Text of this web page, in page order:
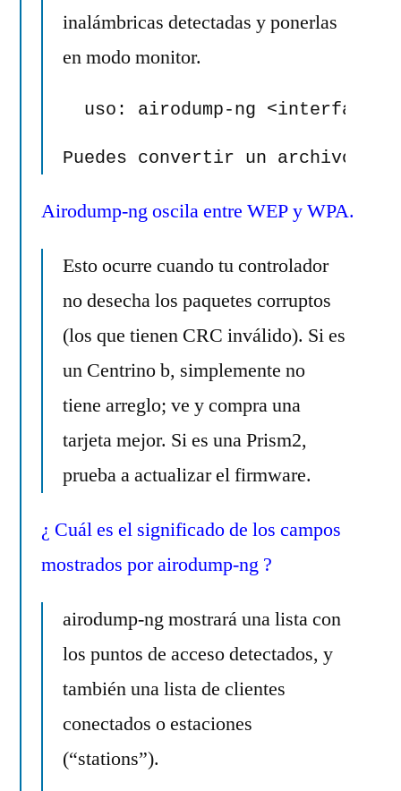
inalámbricas detectadas y ponerlas
en modo monitor.
uso: airodump-ng <interfaz>
Puedes convertir un archivo
Airodump-ng oscila entre WEP y WPA.
Esto ocurre cuando tu controlador
no desecha los paquetes corruptos
(los que tienen CRC inválido). Si es
un Centrino b, simplemente no
tiene arreglo; ve y compra una
tarjeta mejor. Si es una Prism2,
prueba a actualizar el firmware.
¿ Cuál es el significado de los campos
mostrados por airodump-ng ?
airodump-ng mostrará una lista con
los puntos de acceso detectados, y
también una lista de clientes
conectados o estaciones
(“stations”).